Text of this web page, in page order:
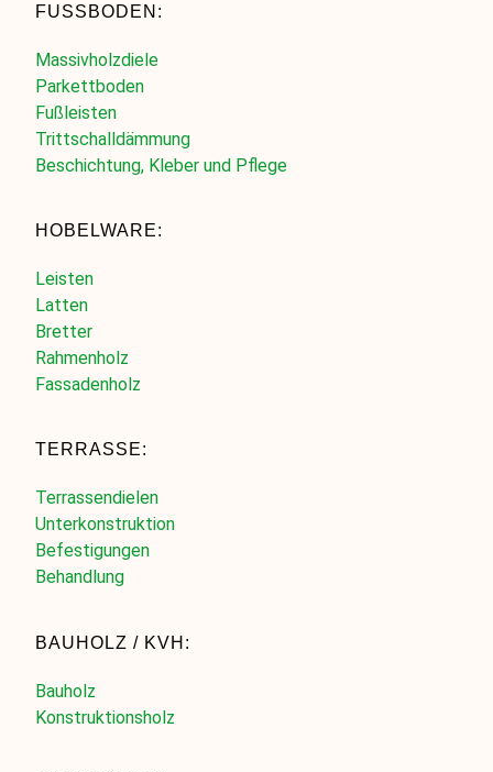
FUSSBODEN:
Massivholzdiele
Parkettboden
Fußleisten
Trittschalldämmung
Beschichtung, Kleber und Pflege
HOBELWARE:
Leisten
Latten
Bretter
Rahmenholz
Fassadenholz
TERRASSE:
Terrassendielen
Unterkonstruktion
Befestigungen
Behandlung
BAUHOLZ / KVH:
Bauholz
Konstruktionsholz